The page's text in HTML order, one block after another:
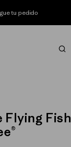
tu pedido
Flying Fish